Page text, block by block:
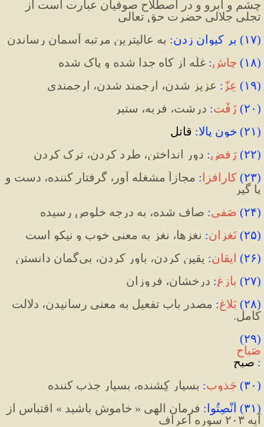
تجلی جلالی حضرت حق تعالی
(۱۷) بر کیوان زدن: به عالیترین مرتبه آسمان رساندن
(۱۸) چاش: غلّه از کاه جدا شده و پاک شده
(۱۹) عِزّ : عزیز شدن، ارجمند شدن، ارجمندی
(۲۰) زَفْت: درشت، فربه، ستبر
(۲۱) خون‌ پالا:
قاتل
(۲۲) رَفض: دور انداختن، طرد کردن، ترک کردن
(۲۳) کارافزا :
پا گیر
(۲۴) صَفی: صاف شده، به درجه خلوص رسیده
(۲۵) نَغزان: نغزها، نغز به معنی خوب و نیکو است
(۲۶) ایقان: یقین کردن، باور کردن، بیگمان دانستن
(۲۷) بازِغ: درخشان، فروزان
(۲۸) بَلاغ:
کامل.
(۲۹)
صَباح
: صبح
(۳۰) جَذوبِ: بسیار کِشنده، بسیار جذب کننده
(۳۱) اَنْصِتُوا :
آیه ۲۰۳ سوره اعراف